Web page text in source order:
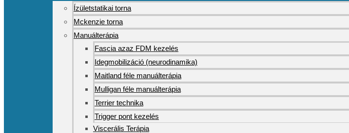
Ízületstatikai torna
Mckenzie torna
Manuálterápia
Fascia azaz FDM kezelés
Idegmobilizáció (neurodinamika)
Maitland féle manuálterápia
Mulligan féle manuálterápia
Terrier technika
Trigger pont kezelés
Viscerális Terápia